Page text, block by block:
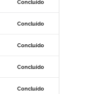
Concluído
Concluído
Concluído
Concluído
Concluído